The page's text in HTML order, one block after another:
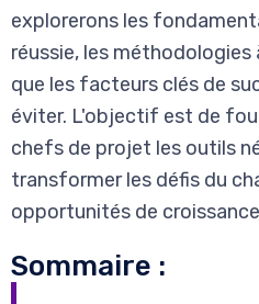
explorerons les
réussie, les
que les facteurs clés de
éviter. L'objectif est de
chefs de projet les outils
transformer les défis du
opportunités de
Sommaire :